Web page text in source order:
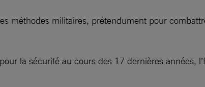
méthodes militaires, prétendument pour
la sécurité au cours des 17 dernières années,